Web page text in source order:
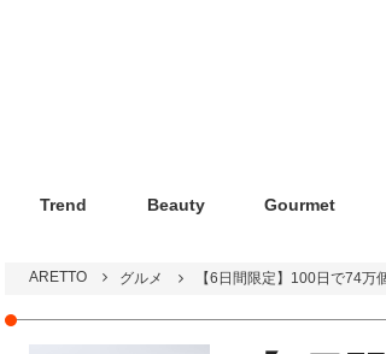
Trend Beauty Gourmet
ARETTO グルメ 【6日間限定】100日で74